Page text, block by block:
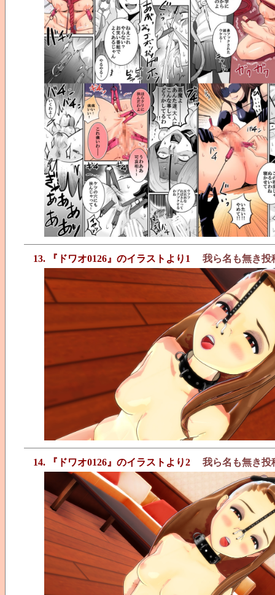
13. 『ドワオ0126』のイラストより1 我ら名も無き投
14. 『ドワオ0126』のイラストより2 我ら名も無き投